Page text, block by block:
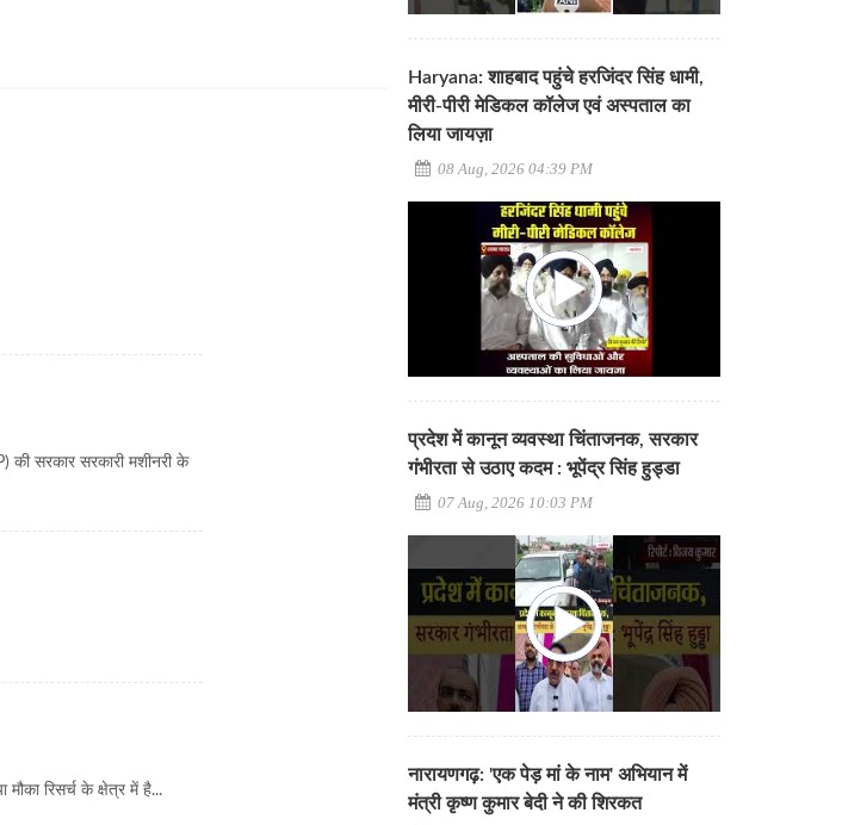
सरकार सरकारी मशीनरी के
रिसर्च के क्षेत्र में है...
Haryana: शाहबाद पहुंचे हरजिंदर सिंह धामी,
मीरी-पीरी मेडिकल कॉलेज एवं अस्पताल का
लिया जायज़ा
08 Aug, 2026 04:39 PM
प्रदेश में कानून व्यवस्था चिंताजनक, सरकार
गंभीरता से उठाए कदम : भूपेंद्र सिंह हुड्डा
07 Aug, 2026 10:03 PM
नारायणगढ़: 'एक पेड़ मां के नाम' अभियान में
मंत्री कृष्ण कुमार बेदी ने की शिरकत